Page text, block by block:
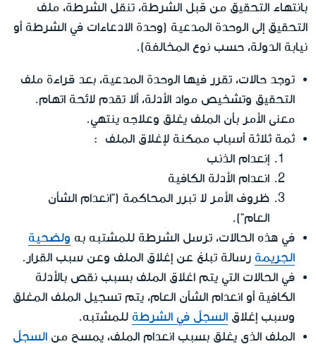
بانتهاء التحقيق من قبل الشرطة، تنقل الشرطة، ملف
التحقيق إلى الوحدة المدعية (وحدة الادعاءات في الشرطة أو
نيابة الدولة، حسب نوع المخالفة).
توجد حالات، تقرر فيها الوحدة المدعية، بعد قراءة ملف
التحقيق وتشخيص مواد الأدلة، ألا تقدم لائحة اتهام.
معنى الأمر بأن الملف يغلق وعلاجه ينتهي.
ثمة ثلاثة أسباب ممكنة لإغلاق الملف :
إنعدام الذنب
انعدام الأدلة الكافية
ظروف الأمر لا تبرر المحاكمة ("انعدام الشأن
العام").
في هذه الحالات، ترسل الشرطة للمشتبه به ولضحية
الجريمة رسالة تبلغ عن إغلاق الملف وعن سبب القرار.
في الحالات التي يتم اغلاق الملف بسبب نقص بالأدلة
الكافية أو انعدام الشأن العام، يتم تسجيل الملف المغلق
وسبب إغلاق السجلّ في الشرطة للمشتبه.
الملف الذي يغلق بسبب انعدام الملف، يمسح من السجلّ